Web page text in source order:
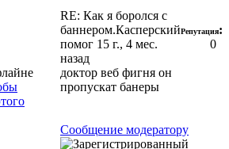
RE: Как я боролся с
баннером.Касперский
помог 15 г., 4 мес.
назад
Репутация:
0
доктор веб фигня он
пропускат банеры
Сообщение модератору